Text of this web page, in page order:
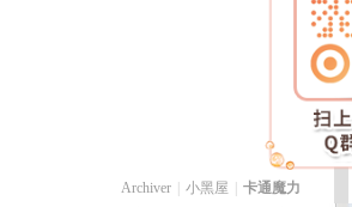
Archiver 小黑屋 卡通魔力